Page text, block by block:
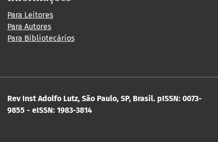
Para Leitores
Para Autores
Para Bibliotecários
Rev Inst Adolfo Lutz, São Paulo, SP, Brasil. pISSN: 0073-
9855 - eISSN: 1983-3814